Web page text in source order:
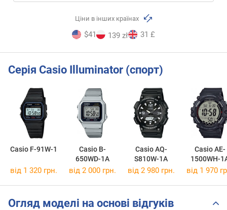
Ціни в інших країнах
$41 139 zł 31 £
Серія Casio Illuminator (спорт)
Casio F-91W-1
Casio B-
650WD-1A
Casio AQ-
S810W-1A
Casio AE-
1500WH-
від 1 320 грн. від 2 000 грн. від 2 980 грн. від 1 970
Огляд моделі на основі відгуків